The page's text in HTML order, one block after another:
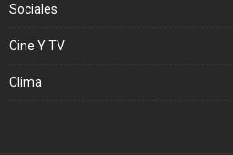
Sociales
Cine Y TV
Clima